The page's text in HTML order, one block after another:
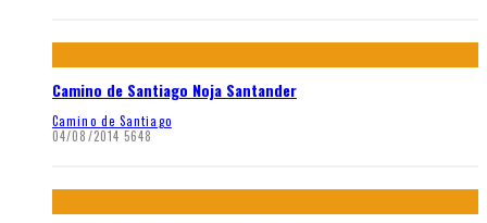
Camino de Santiago Noja Santander
Camino de Santiago
04/08/2014 5648